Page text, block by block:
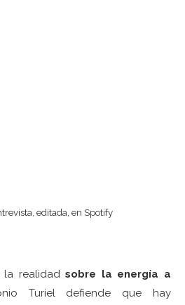
editada, en Spotify
la realidadsobre la energía a
Turiel defiende que hay